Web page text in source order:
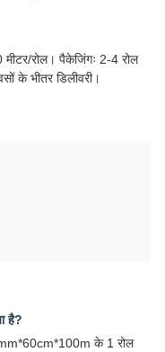
रोल। पैकेजिंगः 2-4 रोल
के भीतर डिलीवरी।
है?
के 1 रोल